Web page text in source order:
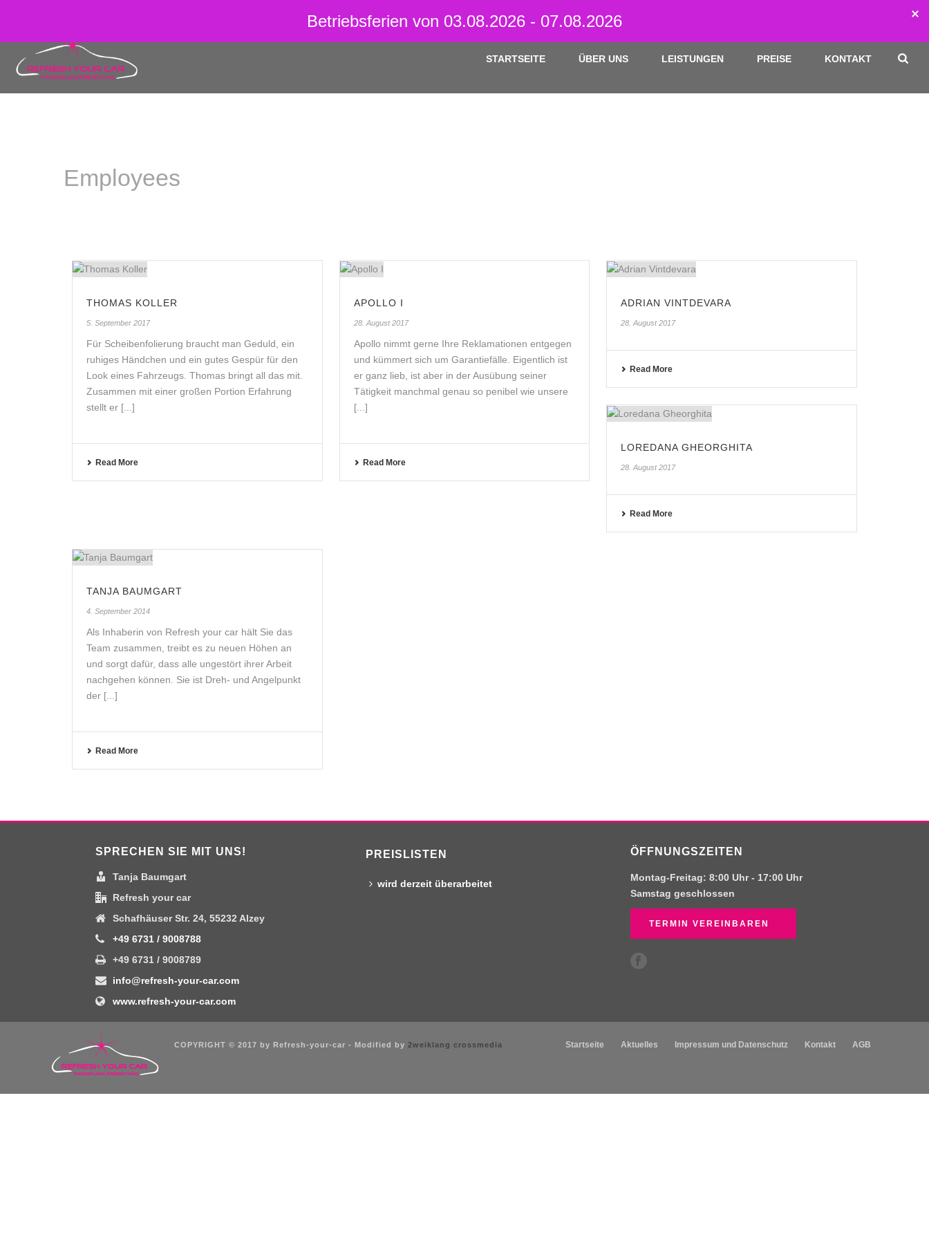
STARTSEITE ÜBER UNS LEISTUNGEN PREISE KONTAKT
Employees
THOMAS KOLLER
5. September 2017
Für Scheibenfolierung braucht man Geduld, ein
ruhiges Händchen und ein gutes Gespür für den
Look eines Fahrzeugs. Thomas bringt all das mit.
Zusammen mit einer großen Portion Erfahrung
stellt er [...]
Read More
APOLLO I
28. August 2017
Apollo nimmt gerne Ihre Reklamationen entgegen
und kümmert sich um Garantiefälle. Eigentlich ist
er ganz lieb, ist aber in der Ausübung seiner
Tätigkeit manchmal genau so penibel wie unsere
[...]
Read More
ADRIAN VINTDEVARA
28. August 2017
Read More
LOREDANA GHEORGHITA
28. August 2017
Read More
TANJA BAUMGART
4. September 2014
Als Inhaberin von Refresh your car hält Sie das
Team zusammen, treibt es zu neuen Höhen an
und sorgt dafür, dass alle ungestört ihrer Arbeit
nachgehen können. Sie ist Dreh- und Angelpunkt
der [...]
Read More
SPRECHEN SIE MIT UNS!
Tanja Baumgart
Refresh your car
Schafhäuser Str. 24, 55232 Alzey
+49 6731 / 9008788
+49 6731 / 9008789
info@refresh-your-car.com
www.refresh-your-car.com
PREISLISTEN
wird derzeit überarbeitet
ÖFFNUNGSZEITEN
Montag-Freitag: 8:00 Uhr - 17:00 Uhr
Samstag geschlossen
TERMIN VEREINBAREN
COPYRIGHT © 2017 by Refresh-your-car - Modified by 2weiklang crossmedia Startseite Aktuelles Impressum und Datenschutz Kontakt AGB
Betriebsferien von 03.08.2026 - 07.08.2026